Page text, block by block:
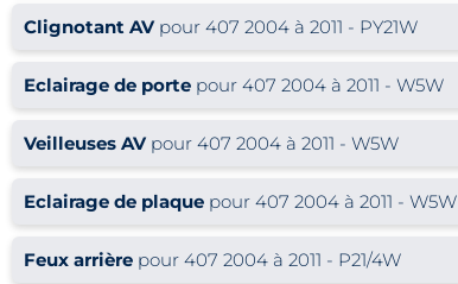
Clignotant AVpour 407 2004 à 2011 - PY21W
Eclairage de porte pour 407 2004 à 2011 - W5W
Veilleuses AVpour 407 2004 à 2011 - W5W
Eclairage de plaque pour 407 2004 à 2011 - W5W
Feux arrière pour 407 2004 à 2011 - P21/4W